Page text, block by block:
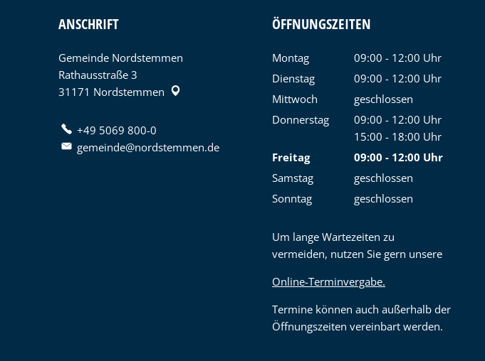
ANSCHRIFT
Gemeinde Nordstemmen
Rathausstraße 3
31171 Nordstemmen
+49 5069 800-0
gemeinde@nordstemmen.de
ÖFFNUNGSZEITEN
Montag 09:00 - 12:00 Uhr
Von 09:00 bis 12:00 Uhr
Dienstag 09:00 - 12:00 Uhr
Von 09:00 bis 12:00 Uhr
Mittwoch
geschlossen
Donnerstag
09:00 - 12:00 Uhr
Von 09:00 bis 12:00 Uhr
15:00 - 18:00 Uhr
Von 15:00 bis 18:00 Uhr
Freitag 09:00 - 12:00 Uhr
Von 09:00 bis 12:00 Uhr
Samstag
geschlossen
Sonntag
geschlossen
Um lange Wartezeiten zu
vermeiden, nutzen Sie gern unsere
Online-Terminvergabe.
Termine können auch außerhalb der
Öffnungszeiten vereinbart werden.